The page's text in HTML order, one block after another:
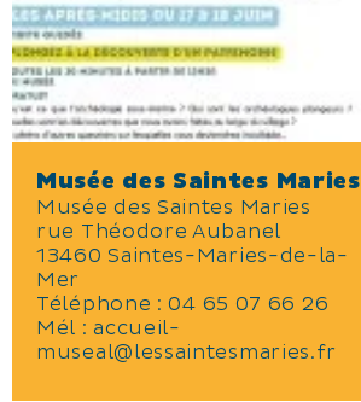
Musée des Saintes Maries
Musée des Saintes Maries
rue Théodore Aubanel
13460 Saintes-Maries-de-la-
Mer
Téléphone :04 65 07 66 26
Mél : accueil-
museal@lessaintesmaries.fr